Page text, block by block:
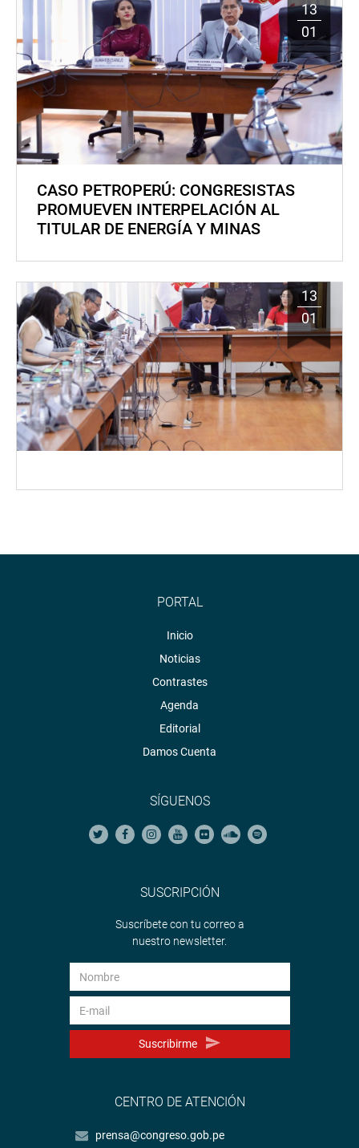
13
01
CASO PETROPERÚ: CONGRESISTAS
PROMUEVEN INTERPELACIÓN AL
TITULAR DE ENERGÍA Y MINAS
13
01
PORTAL
Inicio
Noticias
Contrastes
Agenda
Editorial
Damos Cuenta
SÍGUENOS
SUSCRIPCIÓN
Suscríbete con tu correo a
nuestro newsletter.
Suscribirme
CENTRO DE ATENCIÓN
prensa@congreso.gob.pe